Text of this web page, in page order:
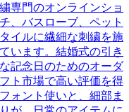
専門のオンラインショ
、バスローブ、ペット
イルに繊細な刺繍を施
います。結婚式の引き
記念日のためのオーダ
ト市場で高い評価を得
ォント使いと、細部ま